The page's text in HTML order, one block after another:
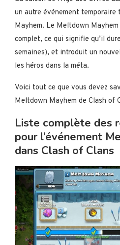
un autre événement
Mayhem. Le Meltdown
complet, ce qui signifie qu’il
semaines), et introduit un
les héros dans la méta.
Voici tout ce que vous devez
Meltdown Mayhem de Clash of
Liste complète des
pour l’événement
dans Clash of Clans